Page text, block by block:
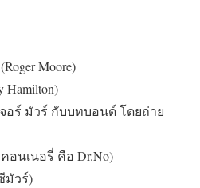
Moore)
จอร์ มัวร์ กับบทบอนด์ โดยถ่าย
อนเนอรี่ คือ Dr.No)
มัวร์)